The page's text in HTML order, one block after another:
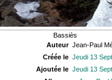
Bassiès
Auteur Jean-Paul
Créée le Jeudi 13
Ajoutée le Jeudi 13